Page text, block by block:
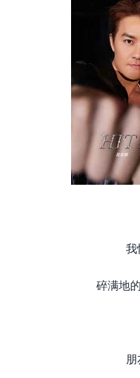
我
碎满地